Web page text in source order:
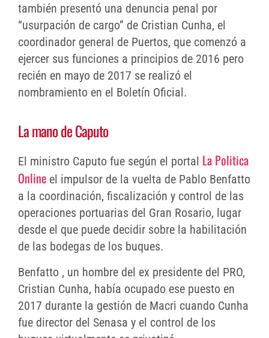
también presentó una denuncia penal por
“usurpación de cargo” de Cristian Cunha, el
coordinador general de Puertos, que comenzó a
ejercer sus funciones a principios de 2016 pero
recién en mayo de 2017 se realizó el
nombramiento en el Boletín Oficial.
La mano de Caputo
El ministro Caputo fue según el portal La Politica
Online el impulsor de la vuelta de Pablo Benfatto
a la coordinación, fiscalización y control de las
operaciones portuarias del Gran Rosario, lugar
desde el que puede decidir sobre la habilitación
de las bodegas de los buques.
Benfatto , un hombre del ex presidente del PRO,
Cristian Cunha, había ocupado ese puesto en
2017 durante la gestión de Macri cuando Cunha
fue director del Senasa y el control de los